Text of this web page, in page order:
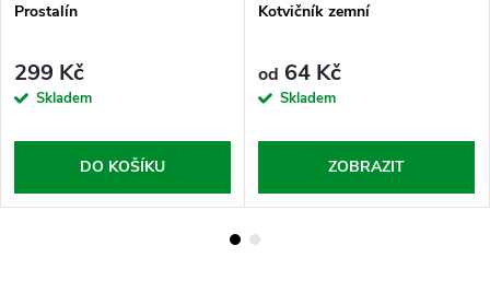
Prostalín
299 Kč
Skladem
DO KOŠÍKU
Kotvičník zemní
od 64 Kč
Skladem
ZOBRAZIT